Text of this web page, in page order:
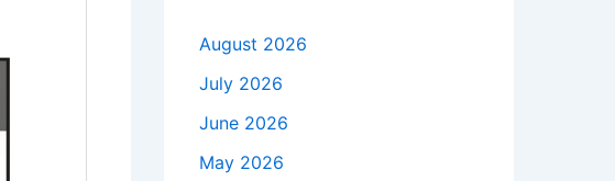
August 2026
July 2026
June 2026
May 2026